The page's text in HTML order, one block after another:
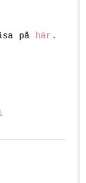
på här .